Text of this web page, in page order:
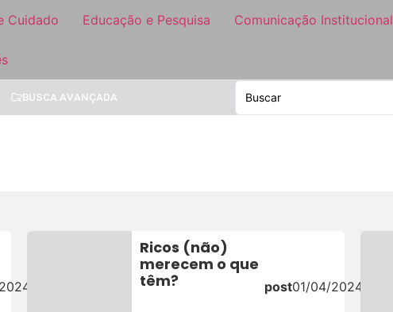
Cuidado Educação e Pesquisa Comunicação Institucional
BUSCA AVANÇADA
Ricos (não)
merecem o que
têm?
post01/04/2024